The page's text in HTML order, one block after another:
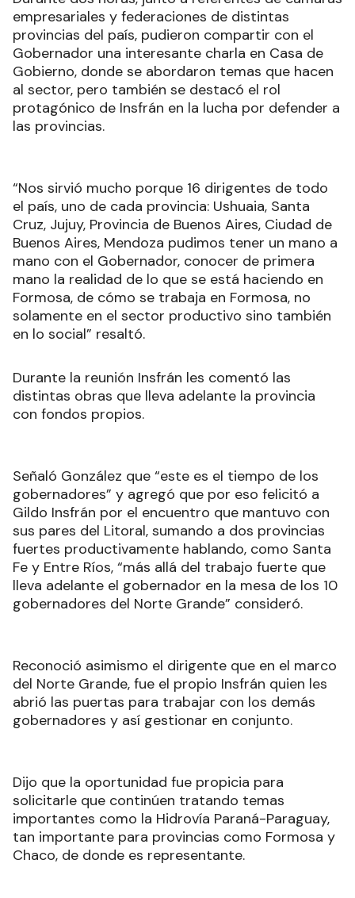
empresariales y federaciones de distintas
provincias del país, pudieron compartir con el
Gobernador una interesante charla en Casa de
Gobierno, donde se abordaron temas que hacen
al sector, pero también se destacó el rol
protagónico de Insfrán en la lucha por defender a
las provincias.
“Nos sirvió mucho porque 16 dirigentes de todo
el país, uno de cada provincia: Ushuaia, Santa
Cruz, Jujuy, Provincia de Buenos Aires, Ciudad de
Buenos Aires, Mendoza pudimos tener un mano a
mano con el Gobernador, conocer de primera
mano la realidad de lo que se está haciendo en
Formosa, de cómo se trabaja en Formosa, no
solamente en el sector productivo sino también
en lo social” resaltó.
Durante la reunión Insfrán les comentó las
distintas obras que lleva adelante la provincia
con fondos propios.
Señaló González que “este es el tiempo de los
gobernadores” y agregó que por eso felicitó a
Gildo Insfrán por el encuentro que mantuvo con
sus pares del Litoral, sumando a dos provincias
fuertes productivamente hablando, como Santa
Fe y Entre Ríos, “más allá del trabajo fuerte que
lleva adelante el gobernador en la mesa de los 10
gobernadores del Norte Grande” consideró.
Reconoció asimismo el dirigente que en el marco
del Norte Grande, fue el propio Insfrán quien les
abrió las puertas para trabajar con los demás
gobernadores y así gestionar en conjunto.
Dijo que la oportunidad fue propicia para
solicitarle que continúen tratando temas
importantes como la Hidrovía Paraná-Paraguay,
tan importante para provincias como Formosa y
Chaco, de donde es representante.